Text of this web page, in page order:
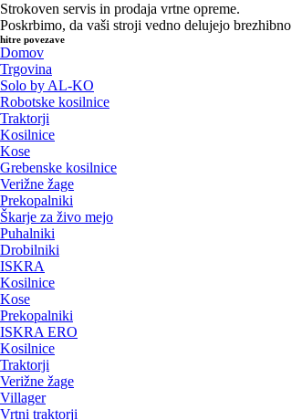
Strokoven servis in prodaja vrtne opreme.
Poskrbimo, da vaši stroji vedno delujejo brezhibno
hitre povezave
Domov
Trgovina
Solo by AL-KO
Robotske kosilnice
Traktorji
Kosilnice
Kose
Grebenske kosilnice
Verižne žage
Prekopalniki
Škarje za živo mejo
Puhalniki
Drobilniki
ISKRA
Kosilnice
Kose
Prekopalniki
ISKRA ERO
Kosilnice
Traktorji
Verižne žage
Villager
Vrtni traktorji